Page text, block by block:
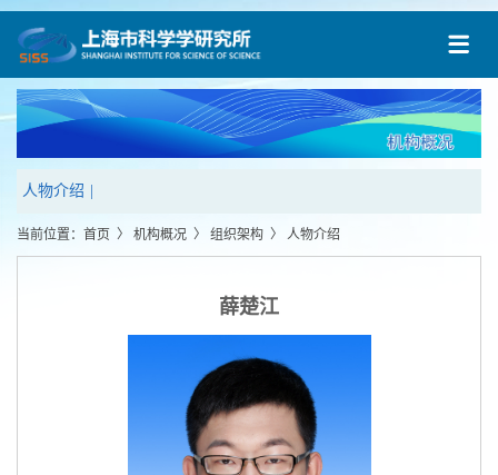
人物介绍
当前位置： 首页 〉 机构概况 〉 组织架构 〉 人物介绍
薛楚江